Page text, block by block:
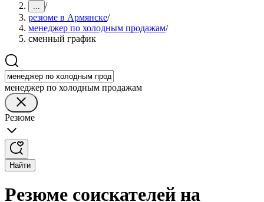
... /
резюме в Армянске/
менеджер по холодным продажам/
сменный график
менеджер по холодным продажам
Резюме
Найти
Резюме соискателей на